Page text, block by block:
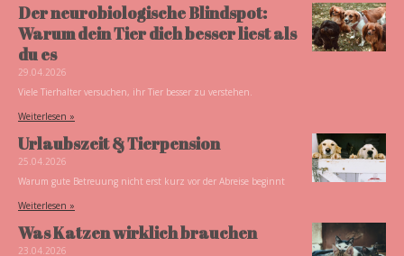
Der neurobiologische Blindspot:
Warum dein Tier dich besser liest als
du es
29.04.2026
Viele Tierhalter versuchen, ihr Tier besser zu verstehen.
Weiterlesen »
Urlaubszeit & Tierpension
25.04.2026
Warum gute Betreuung nicht erst kurz vor der Abreise beginnt
Weiterlesen »
Was Katzen wirklich brauchen
23.04.2026